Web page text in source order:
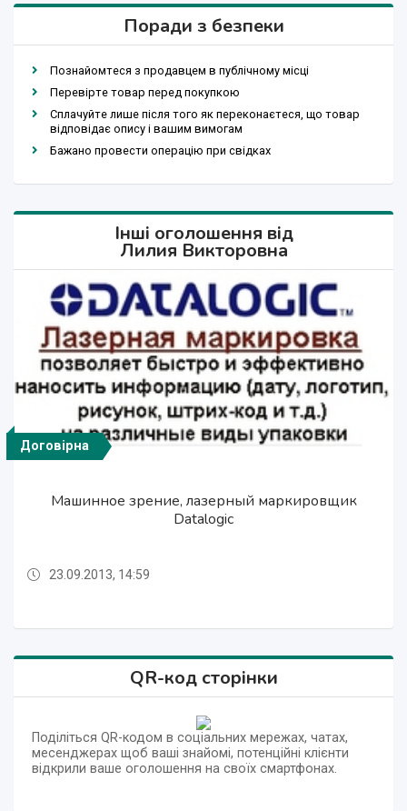
Поради з безпеки
Познайомтеся з продавцем в публічному місці
Перевірте товар перед покупкою
Сплачуйте лише після того як переконаєтеся, що товар
відповідає опису і вашим вимогам
Бажано провести операцію при свідках
Інші оголошення від
Лилия Викторовна
29 500 грн.
Весы для фронтального погрузчика
Договірна
Машинное зрение, лазерный маркировщик
Datalogic
29 500 грн.
Весы для фронтального погрузчика
Договірна
Машинное зрение, лазерный маркировщик
Datalogic
23.09.2013, 14:59
QR-код сторінки
Поділіться QR-кодом в соціальних мережах, чатах,
месенджерах щоб ваші знайомі, потенційні клієнти
відкрили ваше оголошення на своїх смартфонах.